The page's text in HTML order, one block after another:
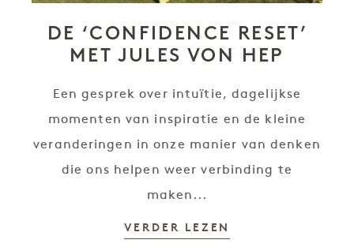
DE ‘CONFIDENCE RESET’
MET JULES VON HEP
Een gesprek over intuïtie, dagelijkse
momenten van inspiratie en de kleine
veranderingen in onze manier van denken
die ons helpen weer verbinding te
maken...
VERDER LEZEN